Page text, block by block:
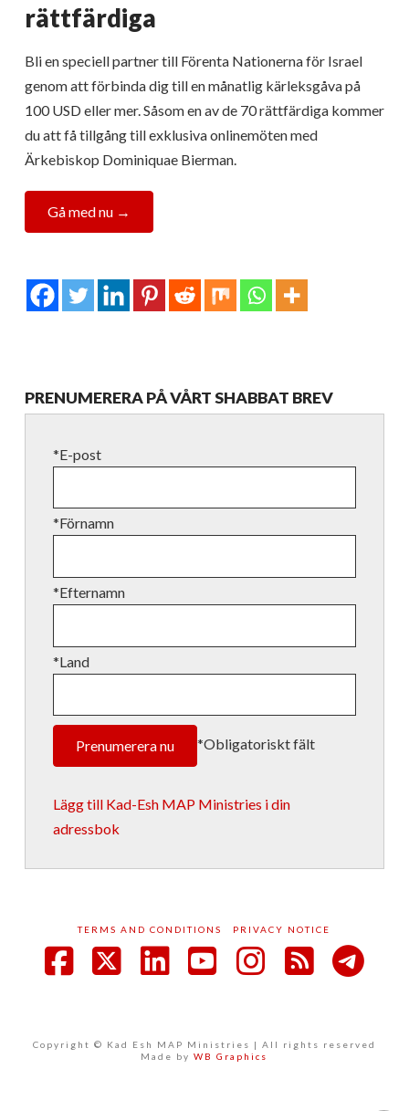
rättfärdiga
Bli en speciell partner till Förenta Nationerna för Israel
genom att förbinda dig till en månatlig kärleksgåva på
100 USD eller mer. Såsom en av de 70 rättfärdiga kommer
du att få tillgång till exklusiva onlinemöten med
Ärkebiskop Dominiquae Bierman.
Gå med nu →
PRENUMERERA PÅ VÅRT SHABBAT BREV
*E-post
*Förnamn
*Efternamn
*Land
*Obligatoriskt fält
Lägg till Kad-Esh MAP Ministries i din
adressbok
TERMS AND CONDITIONS PRIVACY NOTICE
Copyright © Kad Esh MAP Ministries | All rights reserved
Made byWB Graphics